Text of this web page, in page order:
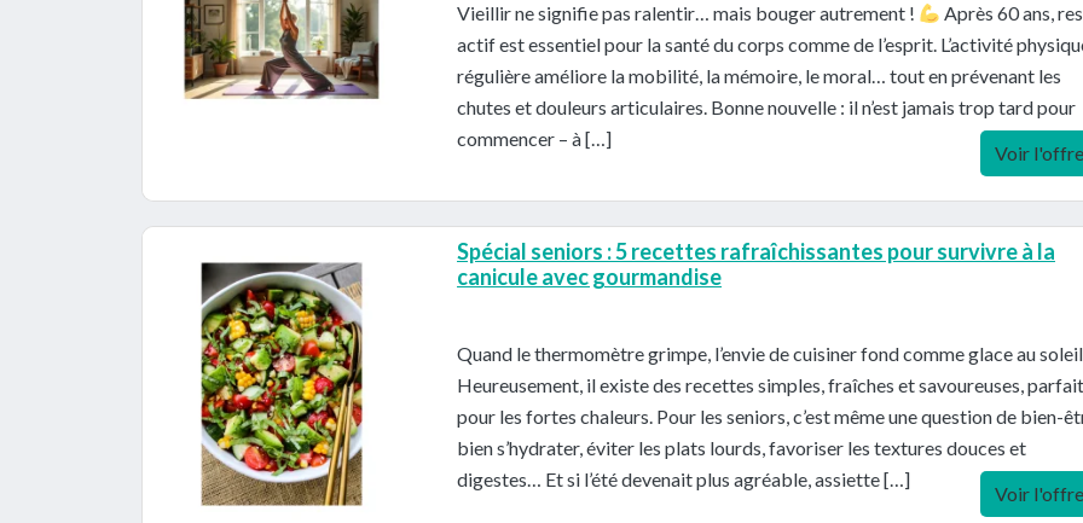
Vieillir ne signifie pas ralentir… mais bouger autrement !
Après 60 ans,
actif est essentiel pour la santé du corps comme de l’esprit. L’activité
régulière améliore la mobilité, la mémoire, le moral… tout en prévenant les
chutes et douleurs articulaires. Bonne nouvelle : il n’est jamais trop tard pour
commencer – à […]
Voir
Spécial seniors : 5 recettes rafraîchissantes pour survivre à la
canicule avec gourmandise
Quand le thermomètre grimpe, l’envie de cuisiner fond comme glace au
Heureusement, il existe des recettes simples, fraîches et savoureuses,
pour les fortes chaleurs. Pour les seniors, c’est même une question de bien-
bien s’hydrater, éviter les plats lourds, favoriser les textures douces et
digestes… Et si l’été devenait plus agréable, assiette […]
Voir